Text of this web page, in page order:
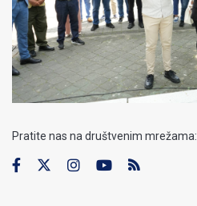
Pratite nas na društvenim mrežama: